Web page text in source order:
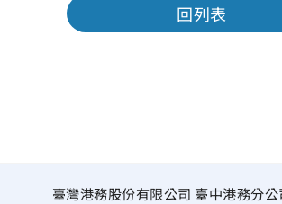
回列表
臺灣港務股份有限公司 臺中港務分